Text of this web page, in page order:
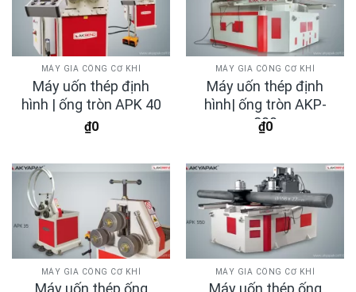
MÁY GIA CÔNG CƠ KHÍ
Máy uốn thép định
hình | ống tròn APK 40
₫0
MÁY GIA CÔNG CƠ KHÍ
Máy uốn thép định
hình| ống tròn AKP-
800
₫0
MÁY GIA CÔNG CƠ KHÍ
Máy uốn thép ống
MÁY GIA CÔNG CƠ KHÍ
Máy uốn thép ống